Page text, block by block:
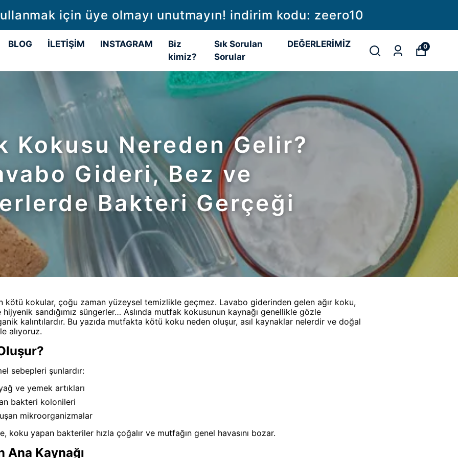
için üye olmayı unutmayın! indirim kodu: zeero10
BLOG İLETİŞİM INSTAGRAM
Biz
kimiz?
Sık Sorulan
Sorular
DEĞERLERİMİZ 0
Kokusu Nereden Gelir?
Gideri, Bez ve
Bakteri Gerçeği
kötü kokular, çoğu zaman yüzeysel temizlikle geçmez. Lavabo giderinden gelen ağır koku,
sandığımız süngerler… Aslında mutfak kokusunun kaynağı genellikle gözle
kalıntılardır. Bu yazıda mutfakta kötü koku neden oluşur, asıl kaynaklar nelerdir ve doğal
alıyoruz.
sebepleri şunlardır:
ve yemek artıkları
bakteri kolonileri
mikroorganizmalar
koku yapan bakteriler hızla çoğalır ve mutfağın genel havasını bozar.
Ana Kaynağı